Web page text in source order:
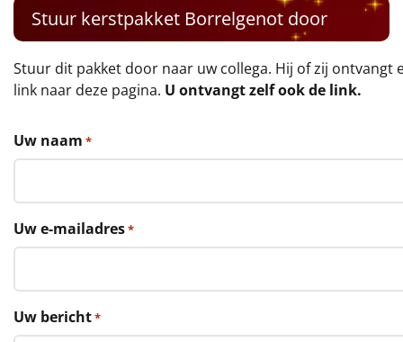
€35 tot €40
€40 tot €45
€50 tot €55
€55 tot €75
€75 tot €100
€100 en hoger
Alle kerstpakketten 2026
Stuur kerstpakket Borrelgenot door
Stuur dit pakket door naar uw collega. Hij of zij ontvangt
link naar deze pagina. U ontvangt zelf ook de link.
Uw naam *
Uw e-mailadres*
Uw bericht*